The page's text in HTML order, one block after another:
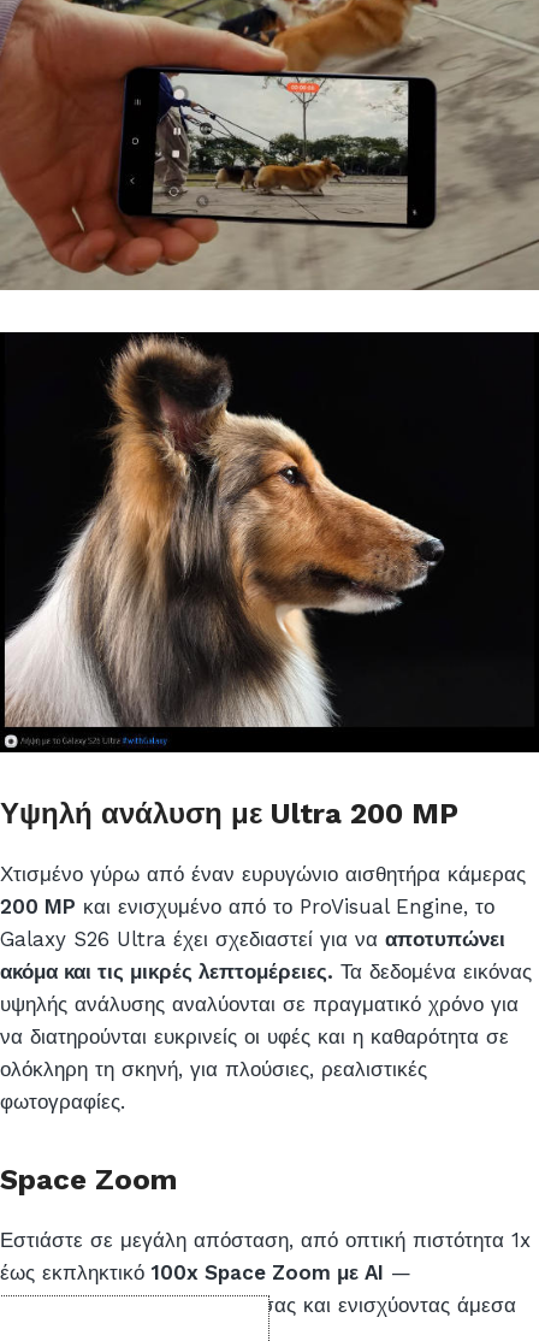
Υψηλή ανάλυση με Ultra 200 MP
Χτισμένο γύρω από έναν ευρυγώνιο αισθητήρα κάμερας
200 MP και ενισχυμένο από το ProVisual Engine, το
Galaxy S26 Ultra έχει σχεδιαστεί για να αποτυπώνει
ακόμα και τις μικρές λεπτομέρειες. Τα δεδομένα εικόνας
υψηλής ανάλυσης αναλύονται σε πραγματικό χρόνο για
να διατηρούνται ευκρινείς οι υφές και η καθαρότητα σε
ολόκληρη τη σκηνή, για πλούσιες, ρεαλιστικές
φωτογραφίες.
Space Zoom
Εστιάστε σε μεγάλη απόσταση, από οπτική πιστότητα 1x
έως εκπληκτικό 100x Space Zoom με AI —
σταθεροποιώντας το κάδρο σας και ενισχύοντας άμεσα